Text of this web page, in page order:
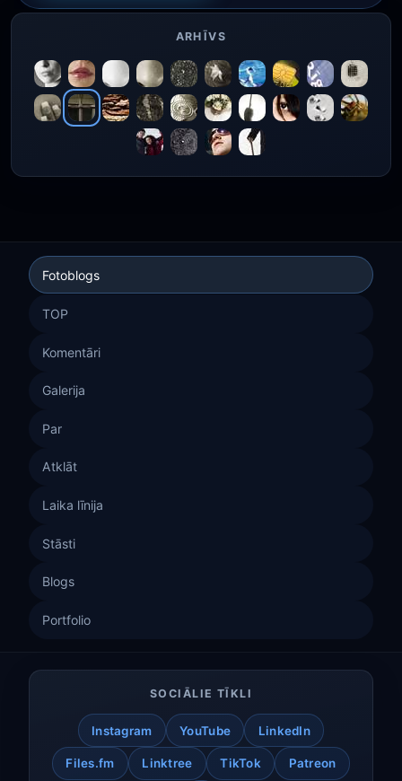
ARHĪVS
Fotoblogs
TOP
Komentāri
Galerija
Par
Atklāt
Laika līnija
Stāsti
Blogs
Portfolio
SOCIĀLIE TĪKLI
Instagram YouTube LinkedIn
Files.fm Linktree TikTok Patreon